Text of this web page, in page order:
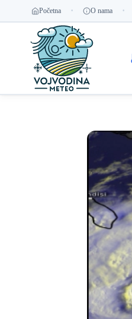
Početna O nama